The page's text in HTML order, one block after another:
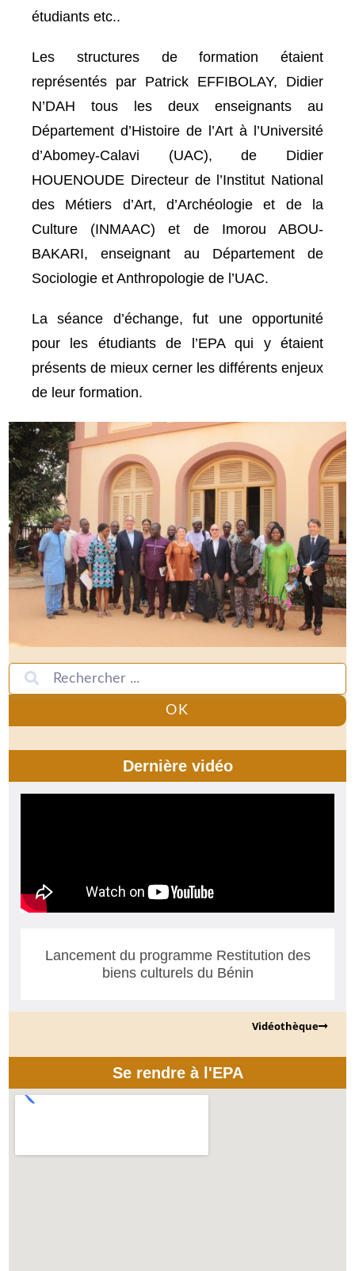
étudiants etc..
Les structures de formation étaient
représentés par Patrick EFFIBOLAY, Didier
N’DAH tous les deux enseignants au
Département d’Histoire de l’Art à l’Université
d’Abomey-Calavi (UAC), de Didier
HOUENOUDE Directeur de l’Institut National
des Métiers d’Art, d’Archéologie et de la
Culture (INMAAC) et de Imorou ABOU-
BAKARI, enseignant au Département de
Sociologie et Anthropologie de l’UAC.
La séance d’échange, fut une opportunité
pour les étudiants de l’EPA qui y étaient
présents de mieux cerner les différents enjeux
de leur formation.
OK
Dernière vidéo
Lancement du programme Restitution des
biens culturels du Bénin
Vidéothèque
Se rendre à l'EPA